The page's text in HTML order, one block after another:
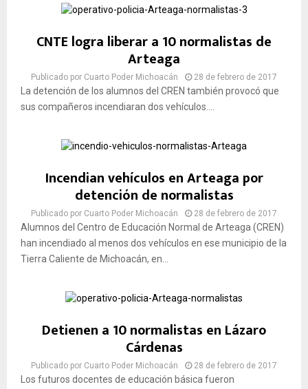
CNTE logra liberar a 10 normalistas de
Arteaga
Publicado por Cuarto Poder Michoacán 28 de febrero de 2017
La detención de los alumnos del CREN también provocó que
sus compañeros incendiaran dos vehículos....
Incendian vehículos en Arteaga por
detención de normalistas
Publicado por Cuarto Poder Michoacán 28 de febrero de 2017
Alumnos del Centro de Educación Normal de Arteaga (CREN)
han incendiado al menos dos vehículos en ese municipio de la
Tierra Caliente de Michoacán, en...
Detienen a 10 normalistas en Lázaro
Cárdenas
Publicado por Cuarto Poder Michoacán 28 de febrero de 2017
Los futuros docentes de educación básica fueron